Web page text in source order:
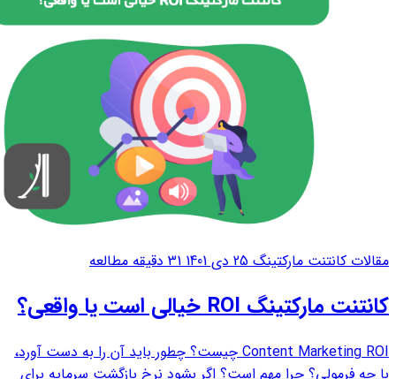
مقالات کانتنت مارکتینگ 25 دی 1401 31 دقیقه مطالعه
کانتنت مارکتینگ ROI خیالی است یا واقعی؟
Content Marketing ROI چیست؟ چطور باید آن را به دست آورد،
با چه فرمولی؟ چرا مهم است؟ اگر بشود نرخ بازگشت سرمایه برای